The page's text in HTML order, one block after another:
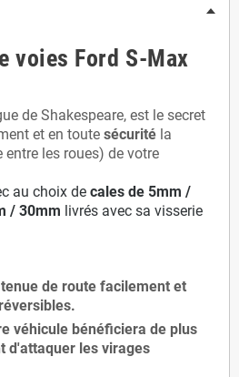
voies Ford S-Max
de Shakespeare, est le secret
et en toute sécurité la
entre les roues) de votre
au choix de cales de 5mm /
/ 30mm livrés avec sa visserie
tenue de route facilement et
véhicule bénéficiera de plus
d'attaquer les virages